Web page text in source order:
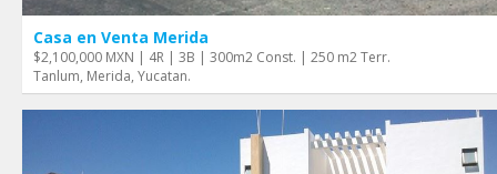
Casa en Venta Merida
$2,100,000 MXN | 4R | 3B | 300m2 Const. | 250 m2 Terr.
Tanlum, Merida, Yucatan.